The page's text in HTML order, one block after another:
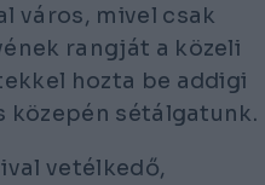
város, mivel csak
rangját a közeli
hozta be addigi
közepén sétálgatunk.
vetélkedő,